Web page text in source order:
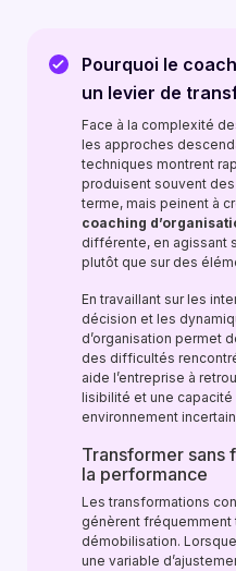
Pourquoi le
un levier de
Face à la complexité
les approches
techniques montrent
produisent souvent
terme, mais peinent à
coaching
différente, en agissant
plutôt que sur des
En travaillant sur les
décision et les
d’organisation permet
des difficultés
aide l’entreprise à
lisibilité et une
environnement
Transformer sans
la performance
Les transformations
génèrent
démobilisation.
une variable